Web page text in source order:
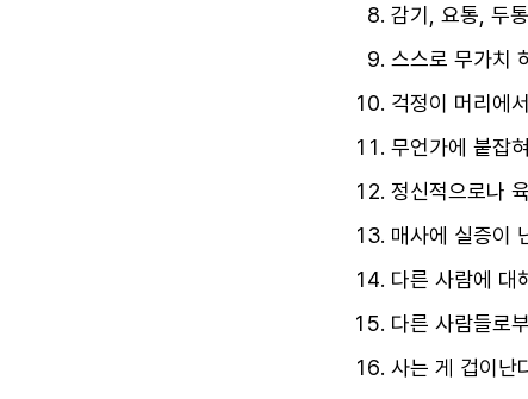
감기, 요통, 두
스스로 무가치
걱정이 머리에
무언가에 붙잡
정신적으로나
매사에 실증이
다른 사람에 대
다른 사람들로
사는 게 겁이난